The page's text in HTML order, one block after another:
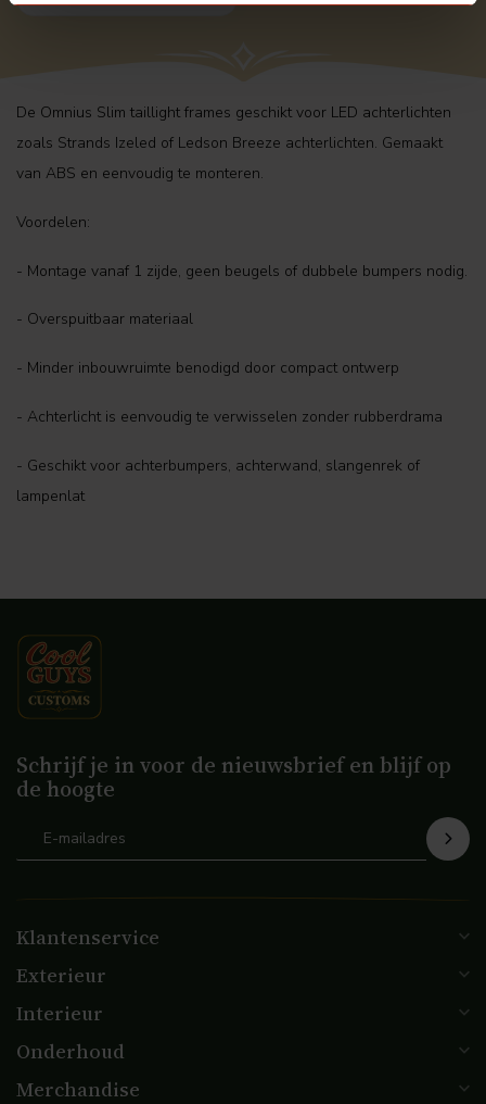
De Omnius Slim taillight frames geschikt voor LED achterlichten
zoals Strands Izeled of Ledson Breeze achterlichten. Gemaakt
van ABS en eenvoudig te monteren.
Voordelen:
- Montage vanaf 1 zijde, geen beugels of dubbele bumpers nodig.
- Overspuitbaar materiaal
- Minder inbouwruimte benodigd door compact ontwerp
- Achterlicht is eenvoudig te verwisselen zonder rubberdrama
- Geschikt voor achterbumpers, achterwand, slangenrek of
lampenlat
Schrijf je in voor de nieuwsbrief en blijf op
de hoogte
Klantenservice
Exterieur
Interieur
Onderhoud
Merchandise